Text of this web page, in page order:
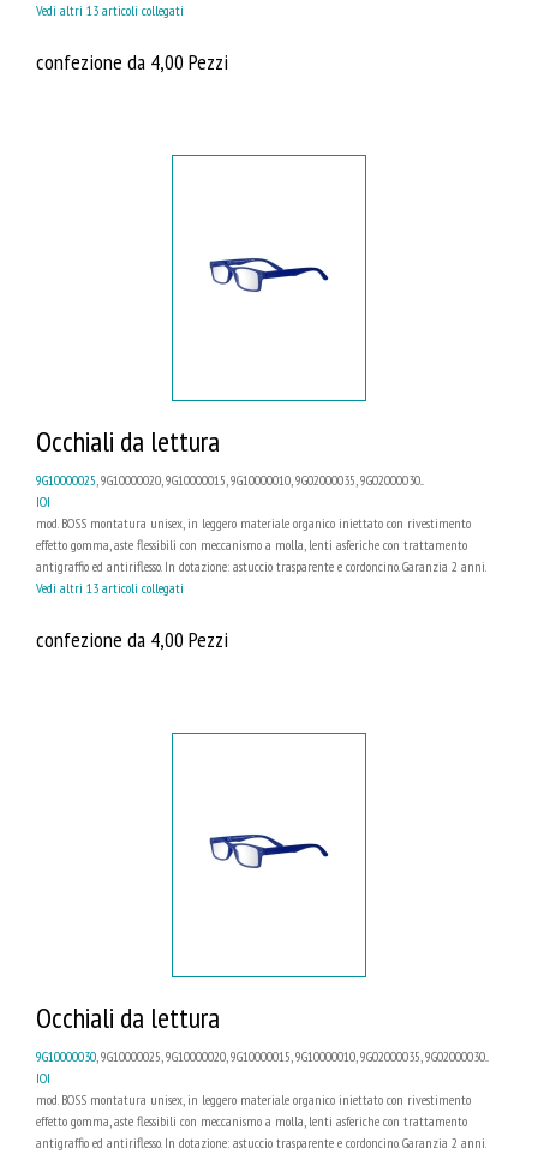
Vedi altri 13 articoli collegati
confezione da 4,00 Pezzi
Occhiali da lettura
9G10000025 , 9G10000020, 9G10000015, 9G10000010, 9G02000035, 9G02000030...
IOI
mod. BOSS montatura unisex, in leggero materiale organico iniettato con rivestimento
effetto gomma, aste flessibili con meccanismo a molla, lenti asferiche con trattamento
antigraffio ed antiriflesso. In dotazione: astuccio trasparente e cordoncino. Garanzia 2 anni.
Vedi altri 13 articoli collegati
confezione da 4,00 Pezzi
Occhiali da lettura
9G10000030, 9G10000025, 9G10000020, 9G10000015, 9G10000010, 9G02000035, 9G02000030...
IOI
mod. BOSS montatura unisex, in leggero materiale organico iniettato con rivestimento
effetto gomma, aste flessibili con meccanismo a molla, lenti asferiche con trattamento
antigraffio ed antiriflesso. In dotazione: astuccio trasparente e cordoncino. Garanzia 2 anni.